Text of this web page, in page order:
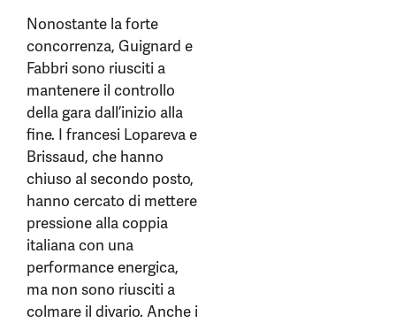
Nonostante la forte
concorrenza, Guignard e
Fabbri sono riusciti a
mantenere il controllo
della gara dall’inizio alla
fine. I francesi Lopareva e
Brissaud, che hanno
chiuso al secondo posto,
hanno cercato di mettere
pressione alla coppia
italiana con una
performance energica,
ma non sono riusciti a
colmare il divario. Anche i